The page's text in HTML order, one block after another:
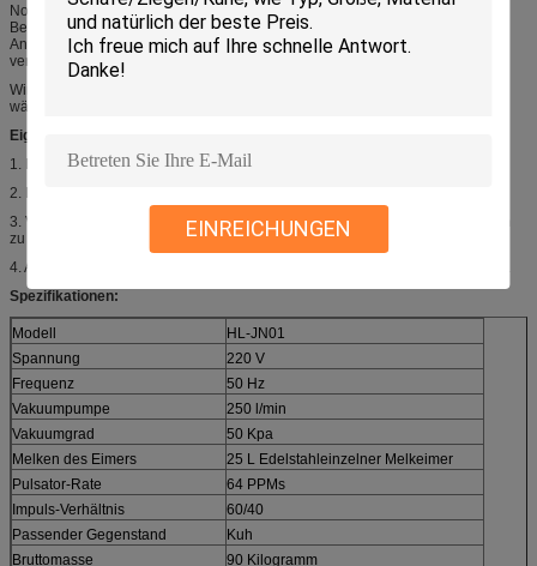
EINREICHUNGEN
Normalerweise eine gesetzte Melkmaschine wird aus Katzrahmen,
Benzinmotor oder Dieselmotor oder Elektromotor, Vakuumpumpe,
Anstiegsbehälter, Vakuumregler (Regler), das Vakuummeter, Pulsator, Greifer
verfasst, milk Eimer, und ETC… milk.
Wir stellen verschiedene vorbildliche Melkmaschinen werden angeboten zu
wählen her, alle sind passend für Kuh, Ziege und Schafe.
Eigenschaften:
1. Mit mobilem Rad flexibel und bequem, sich auf Milch zu bewegen.
2. Betriebstechnik sind einfach.
3. Verschiedene Spannungen fahren, um verschiedene Länder zu treffen, um
zu verwenden.
4. Alle vorbildlichen Melkmaschinen sind für Kuh, Ziege und Schafe passend.
Spezifikationen:
Modell
HL-JN01
Spannung
220 V
Frequenz
50 Hz
Vakuumpumpe
250 l/min
Vakuumgrad
50 Kpa
Melken des Eimers
25 L Edelstahleinzelner Melkeimer
Pulsator-Rate
64 PPMs
Impuls-Verhältnis
60/40
Passender Gegenstand
Kuh
Bruttomasse
90 Kilogramm